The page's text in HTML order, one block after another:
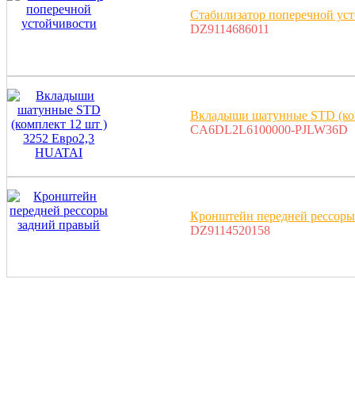
Стабилизатор поперечной
DZ9114686011
Вкладыши шатунные STD
CA6DL2L6100000-PJLW36D
Кронштейн передней
DZ9114520158